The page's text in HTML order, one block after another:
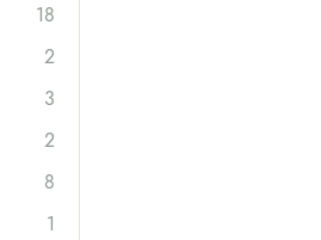
18
2
3
2
8
1